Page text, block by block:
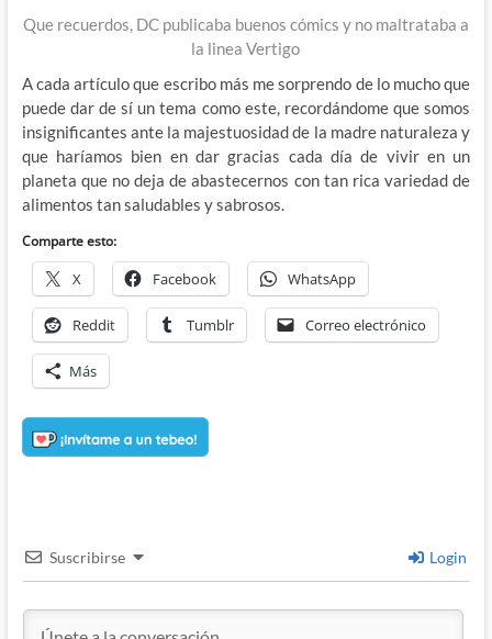
Que recuerdos, DC publicaba buenos cómics y no maltrataba a
la linea Vertigo
A cada artículo que escribo más me sorprendo de lo mucho que
puede dar de sí un tema como este, recordándome que somos
insignificantes ante la majestuosidad de la madre naturaleza y
que haríamos bien en dar gracias cada día de vivir en un
planeta que no deja de abastecernos con tan rica variedad de
alimentos tan saludables y sabrosos.
Comparte esto:
X Facebook WhatsApp
Reddit Tumblr Correo electrónico
Más
Suscribirse Login